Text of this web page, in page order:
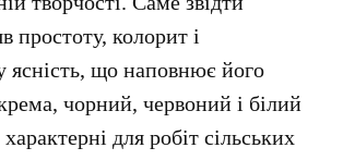
простоту, колорит і
ясність, що наповнює його
чорний, червоний і білий
для робіт сільських